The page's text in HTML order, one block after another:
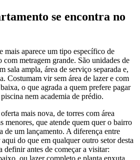
se encontra no
mais aparece um tipo específico de
com metragem grande. São unidades de
sala ampla, área de serviço separada e,
Costumam vir sem área de lazer e com
o que agrada a quem prefere pagar
nem academia de prédio.
mais nova, de torres com área
menores, que atende quem quer o bairro
de um lançamento. A diferença entre
do que em qualquer outro setor desta
definir antes de começar a visitar:
ou lazer completo e planta enxuta.